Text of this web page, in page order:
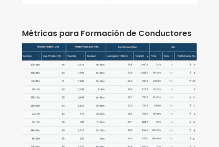
Métricas para Formación de Conductores